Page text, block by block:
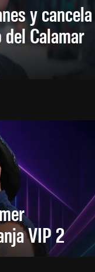
y cancela
Calamar
VIP 2